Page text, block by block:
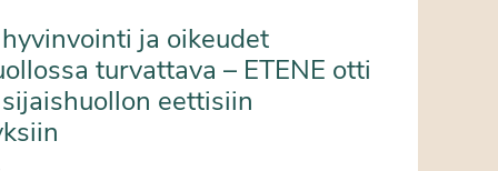
ja oikeudet
turvattava – ETENE otti
eettisiin